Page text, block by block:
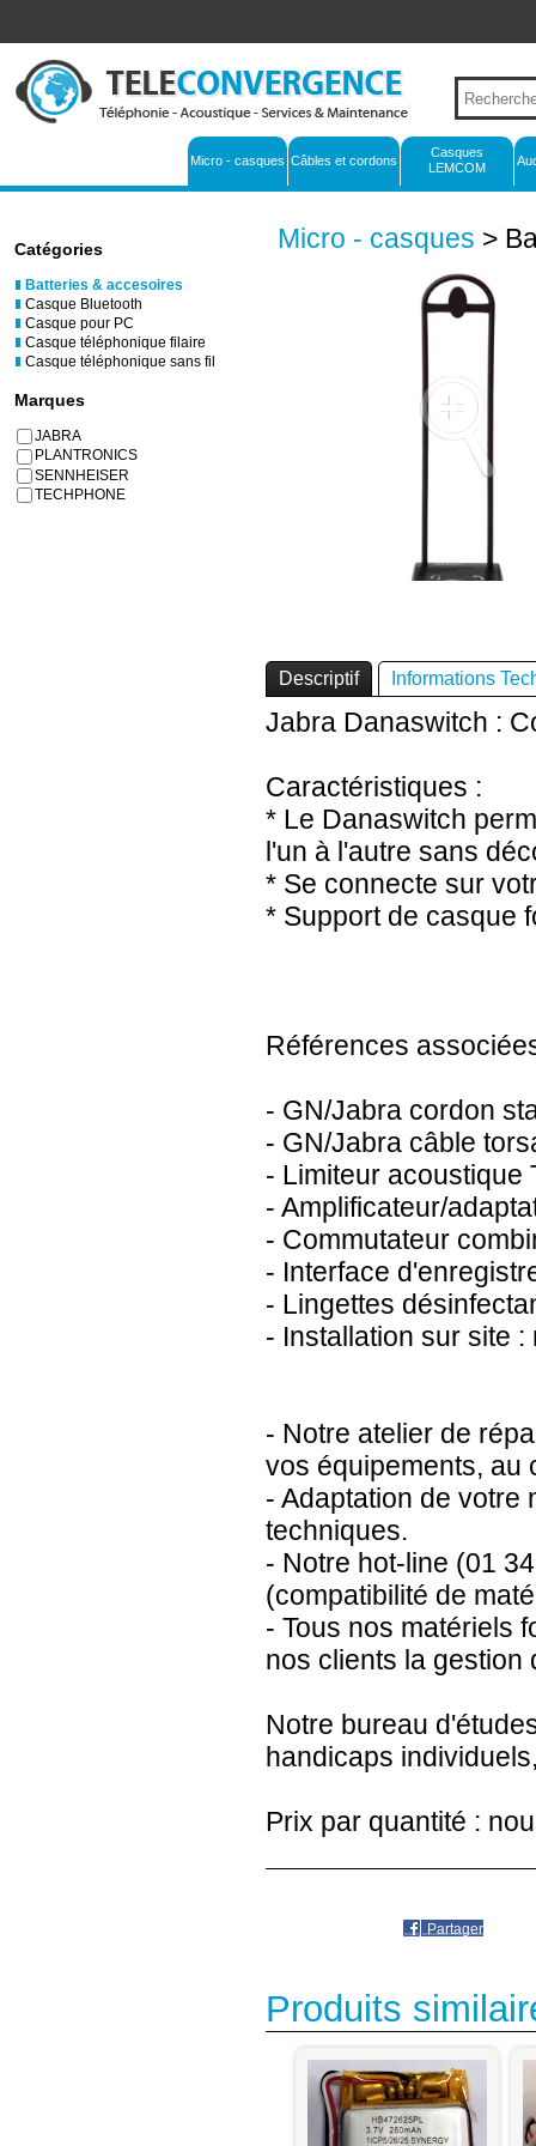
Micro - casques Câbles et cordons
Casques
LEMCOM
Catégories
Batteries & accesoires
Casque Bluetooth
Casque pour PC
Casque téléphonique filaire
Casque téléphonique sans fil
Marques
JABRA
PLANTRONICS
SENNHEISER
TECHPHONE
Micro - casques >
Descriptif Informations
Jabra Danaswitch :
Caractéristiques :
* Le Danaswitch
l'un à l'autre sans
* Se connecte sur
* Support de casque
Références
- GN/Jabra cordon
- GN/Jabra câble
- Limiteur acoustique
- Amplificateur/
- Commutateur
- Interface
- Lingettes
- Installation sur site :
- Notre atelier de
vos équipements, au
- Adaptation de votre
techniques.
- Notre hot-line (01
(compatibilité de
- Tous nos matériels
nos clients la gestion
Notre bureau
handicaps
Prix par quantité :
Partager
Produits